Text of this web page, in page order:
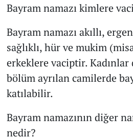
Bayram namazı kimlere
Bayram namazı akıllı,
sağlıklı, hür ve mukim
erkeklere vaciptir.
bölüm ayrılan camilerde
katılabilir.
Bayram namazının diğer
nedir?